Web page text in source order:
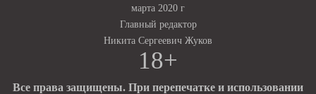
марта 2020 г
Главный редактор
Никита Сергеевич Жуков
18+
Все права защищены. При перепечатке и использовании